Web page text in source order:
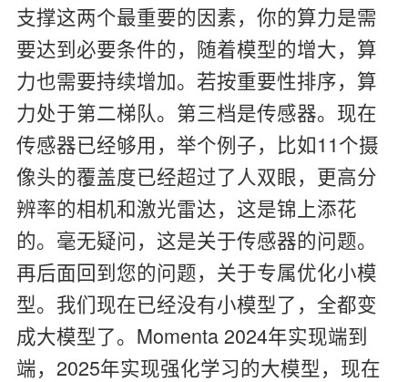
支撑这两个最重要的因素，你的算力是需
要达到必要条件的，随着模型的增大，算
力也需要持续增加。若按重要性排序，算
力处于第二梯队。第三档是传感器。现在
传感器已经够用，举个例子，比如11个摄
像头的覆盖度已经超过了人双眼，更高分
辨率的相机和激光雷达，这是锦上添花
的。毫无疑问，这是关于传感器的问题。
再后面回到您的问题，关于专属优化小模
型。我们现在已经没有小模型了，全都变
成大模型了。Momenta 2024年实现端到
端，2025年实现强化学习的大模型，现在